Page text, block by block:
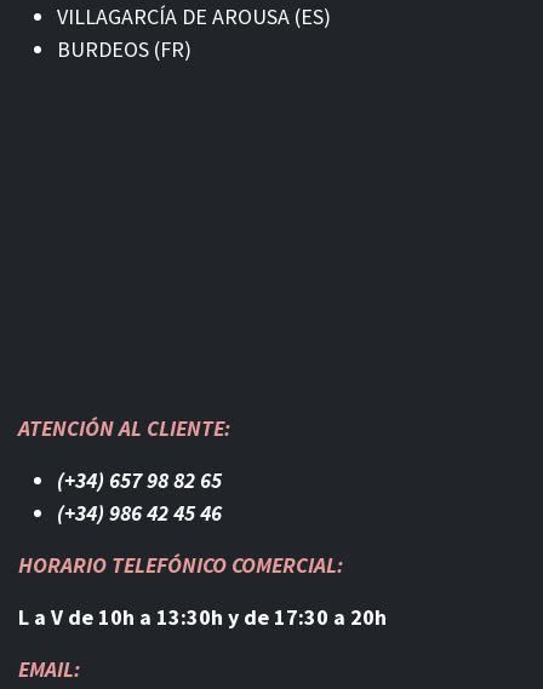
VILLAGARCÍA DE AROUSA (ES)
BURDEOS (FR)
ATENCIÓN AL CLIENTE:
(+34) 657 98 82 65
(+34) 986 42 45 46​
HORARIO TELEFÓNICO COMERCIAL:
L a V de 10h a 13:30h y de 17:30 a 20h
EMAIL: